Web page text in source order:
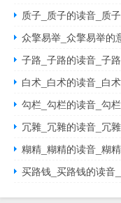
质子_质子的读音_质
众擎易举_众擎易举的
子路_子路的读音_子
白术_白术的读音_白
勾栏_勾栏的读音_勾
冗雜_冗雜的读音_冗
糊精_糊精的读音_糊
买路钱_买路钱的读音